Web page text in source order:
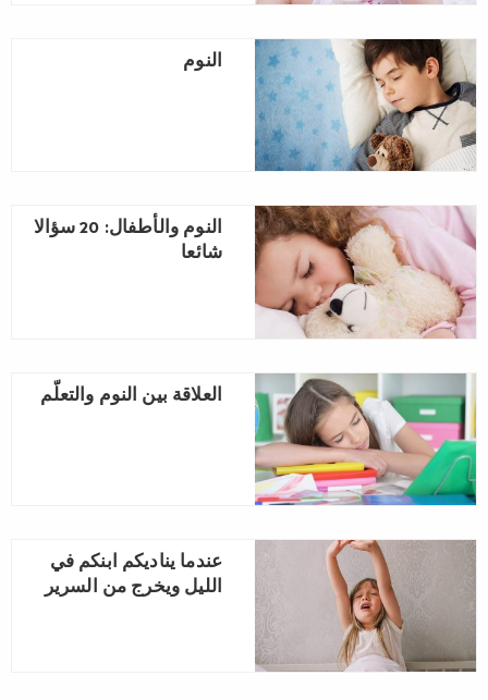
النوم
النوم والأطفال: ‏20‏ سؤالا
شائعا
‏العلاقة بين النوم والتعلّم
عندما يناديكم ابنكم في
الليل ويخرج من السرير